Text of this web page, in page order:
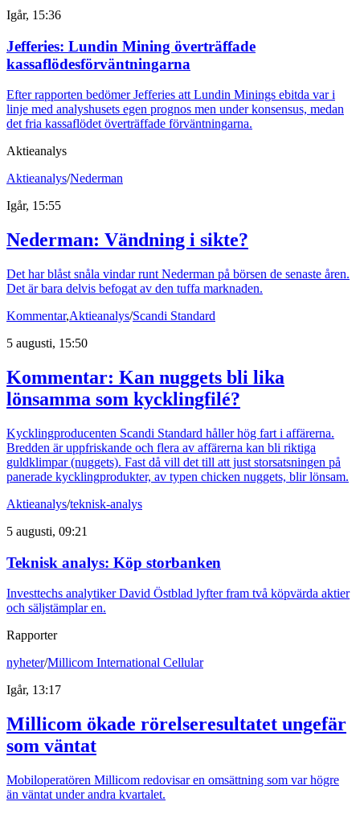
Igår, 15:36
Jefferies: Lundin Mining överträffade
kassaflödesförväntningarna
Efter rapporten bedömer Jefferies att Lundin Minings ebitda var i
linje med analyshusets egen prognos men under konsensus, medan
det fria kassaflödet överträffade förväntningarna.
Aktieanalys
Aktieanalys/Nederman
Igår, 15:55
Nederman: Vändning i sikte?
Det har blåst snåla vindar runt Nederman på börsen de senaste åren.
Det är bara delvis befogat av den tuffa marknaden.
Kommentar,Aktieanalys/Scandi Standard
5 augusti, 15:50
Kommentar: Kan nuggets bli lika
lönsamma som kycklingfilé?
Kycklingproducenten Scandi Standard håller hög fart i affärerna.
Bredden är uppfriskande och flera av affärerna kan bli riktiga
guldklimpar (nuggets). Fast då vill det till att just storsatsningen på
panerade kycklingprodukter, av typen chicken nuggets, blir lönsam.
Aktieanalys/teknisk-analys
5 augusti, 09:21
Teknisk analys: Köp storbanken
Investtechs analytiker David Östblad lyfter fram två köpvärda aktier
och säljstämplar en.
Rapporter
nyheter/Millicom International Cellular
Igår, 13:17
Millicom ökade rörelseresultatet ungefär
som väntat
Mobiloperatören Millicom redovisar en omsättning som var högre
än väntat under andra kvartalet.